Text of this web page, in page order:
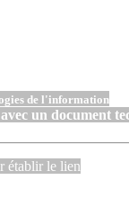
de l'information
un document
établir le lien